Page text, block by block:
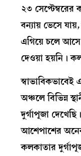
২৩ সেপ্টেম্বরের
বন্যায় ভেসে
এগিয়ে চলে
দেওয়া হয়নি।
অঞ্চলে বিভিন্ন
দুর্গাপূজা
আশেপাশের
কলকাতার